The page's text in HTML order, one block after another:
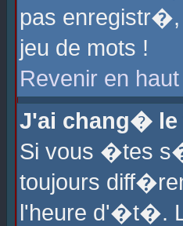
pas enregistr�,
jeu de mots !
Revenir en
J'ai chang� le
Si vous �tes
toujours
l'heure d'�t�.